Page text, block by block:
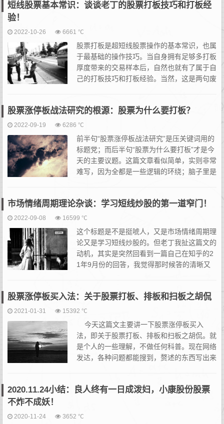
短线股票基本常识：谈谈老丁的股票打板技巧和打板经
验！
2022-10-26 6661 ℃
股票打板是超短线股票操作的基本常识，也属
于最基础的操作技巧。当自身拥有足够多打板
厚度带来的交易样本后，自然也就有了属于自
己的打板技巧和打板经验。当然，这是两句废
手...
股票涨停板战法研究的根源：股票为什么要打板？
2022-09-19 6286 ℃
前半句“股票涨停板战法研究”是压关键词用的
标题党；而后半句“股票为什么要打板”才是今
天的主要议题。这篇文章看似简单，实则非常
难写，因为全都是一些逻辑的环绕；脑子里是
市场情绪周期理论杂谈：学习短线炒股的第一道窄门！
2022-09-08 16599 ℃
这个标题是不是挺唬人，又是市场情绪周期理
论又是学习短线炒股的。但老丁我扯这篇文的
动机，其实是突然回看到一篇自己在知乎的2
1年9月份的回答，我觉得那时候答的清晰又
周...
股票涨停板买入法：关于股票打板、排板和扫板之胡侃
2021-01-31 15392 ℃
今天这篇文主要讲一下股票涨停板买入
法，即关于股票打板、排板和扫板之胡侃。就
是个人的一些理解，不做任何科普。现在网络
发达，各种问题都能搜到，赘述的东西写出来
2020.11.24小结：良人终有一日成泼妇，小康股份股票
不炸不成妖！
2020-11-24 3652 ℃